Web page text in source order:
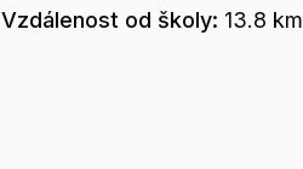
Vzdálenost od školy: 13.8 km